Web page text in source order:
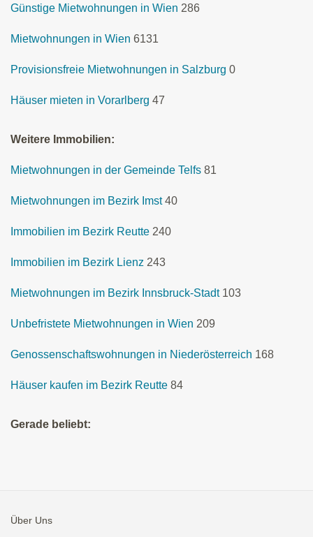
Günstige Mietwohnungen in Wien 286
Mietwohnungen in Wien 6131
Provisionsfreie Mietwohnungen in Salzburg 0
Häuser mieten in Vorarlberg 47
Weitere Immobilien:
Mietwohnungen in der Gemeinde Telfs 81
Mietwohnungen im Bezirk Imst 40
Immobilien im Bezirk Reutte 240
Immobilien im Bezirk Lienz 243
Mietwohnungen im Bezirk Innsbruck-Stadt 103
Unbefristete Mietwohnungen in Wien 209
Genossenschaftswohnungen in Niederösterreich 168
Häuser kaufen im Bezirk Reutte 84
Gerade beliebt:
Über Uns